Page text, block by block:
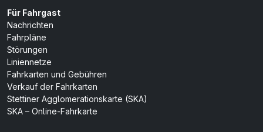
Für Fahrgast
Nachrichten
Fahrpläne
Störungen
Liniennetze
Fahrkarten und Gebühren
Verkauf der Fahrkarten
Stettiner Agglomerationskarte (SKA)
SKA – Online-Fahrkarte